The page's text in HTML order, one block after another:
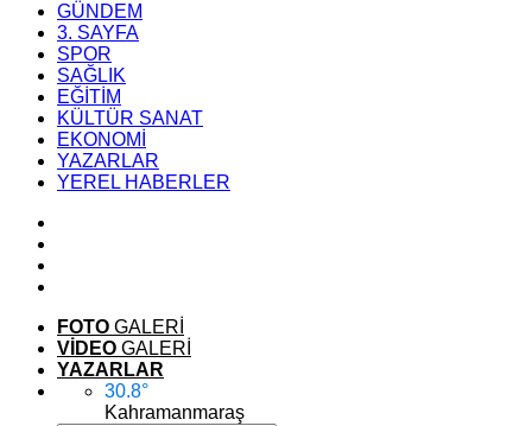
GÜNDEM
3. SAYFA
SPOR
SAĞLIK
EĞİTİM
KÜLTÜR SANAT
EKONOMİ
YAZARLAR
YEREL HABERLER
FOTO GALERİ
VİDEO GALERİ
YAZARLAR
30.8°
Kahramanmaraş